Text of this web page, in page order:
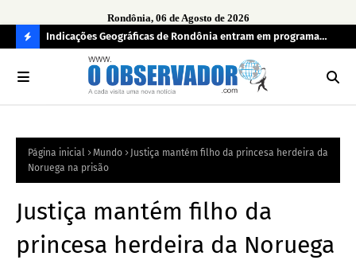
Rondônia, 06 de Agosto de 2026
O
R
Indicações Geográficas de Rondônia entram em programa
internacional para acelerar negócios
Página inicial Mundo
Justiça mantém filho da princesa herdeira da
Noruega na prisão
Justiça mantém filho da
princesa herdeira da Noruega